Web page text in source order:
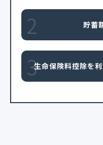
2 貯蓄
3生命保険料控除を